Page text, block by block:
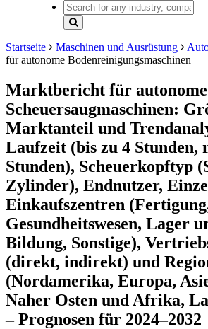
Startseite Maschinen und Ausrüstung
für autonome Bodenreinigungsmaschinen
Marktbericht für autonome
Scheuersaugmaschinen:
Marktanteil und
Laufzeit (bis zu 4 Stunden,
Stunden), Scheuerkopftyp
Zylinder), Endnutzer,
Einkaufszentren
Gesundheitswesen, Lager
Bildung, Sonstige),
(direkt, indirekt) und
(Nordamerika, Europa,
Naher Osten und Afrika,
– Prognosen für 2024–2032